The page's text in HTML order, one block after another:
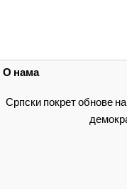
О нама
Српски покрет обнове